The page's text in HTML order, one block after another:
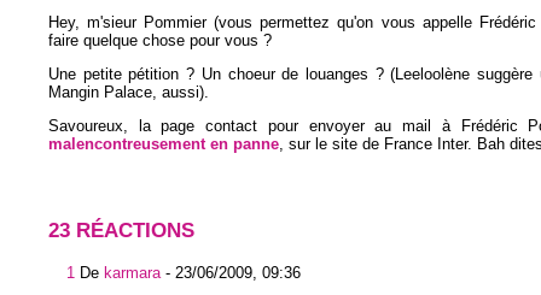
Hey, m'sieur Pommier (vous permettez qu'on vous appelle
faire quelque chose pour vous ?
Une petite pétition ? Un choeur de louanges ? (Leeloolène
Mangin Palace, aussi).
Savoureux, la page contact pour envoyer au mail à Frédéric
malencontreusement en panne , sur le site de France Inter. Bah
23 RÉACTIONS
1 De karmara - 23/06/2009, 09:36